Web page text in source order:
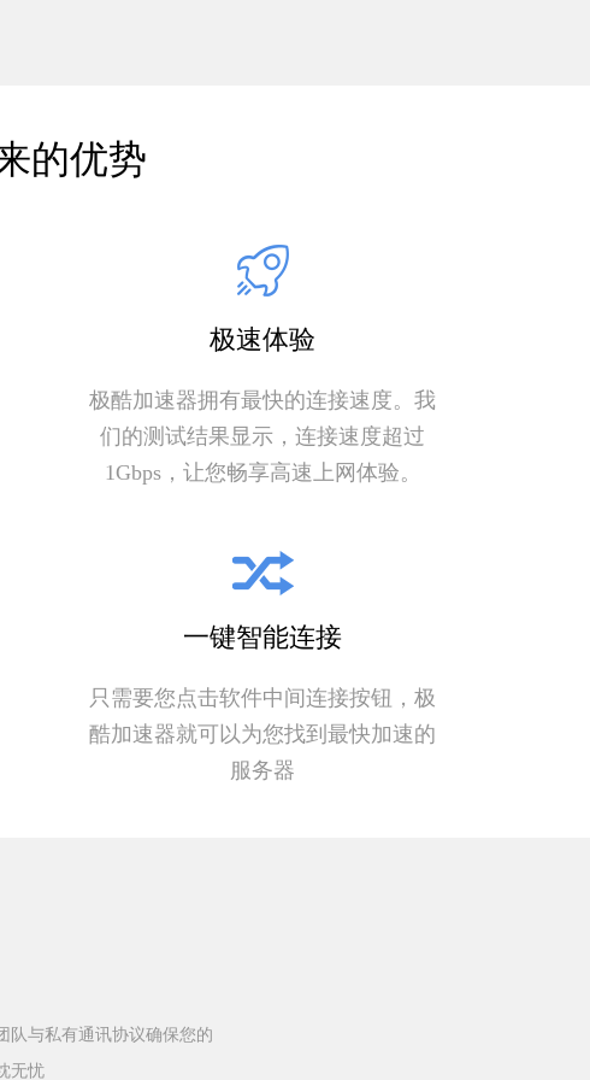
的优势
极速体验
极酷加速器拥有最快的连接速度。我
们的测试结果显示，连接速度超过
1Gbps，让您畅享高速上网体验。
一键智能连接
只需要您点击软件中间连接按钮，极
酷加速器就可以为您找到最快加速的
服务器
队与私有通讯协议确保您的
无忧